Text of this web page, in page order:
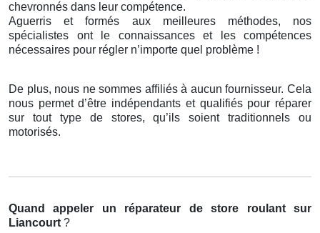
chevronnés dans leur compétence.
Aguerris et formés aux meilleures méthodes, nos
spécialistes ont le connaissances et les compétences
nécessaires pour régler n’importe quel problème !
De plus, nous ne sommes affiliés à aucun fournisseur. Cela
nous permet d’être indépendants et qualifiés pour réparer
sur tout type de stores, qu’ils soient traditionnels ou
motorisés.
Quand appeler un réparateur de store roulant
sur
Liancourt ?